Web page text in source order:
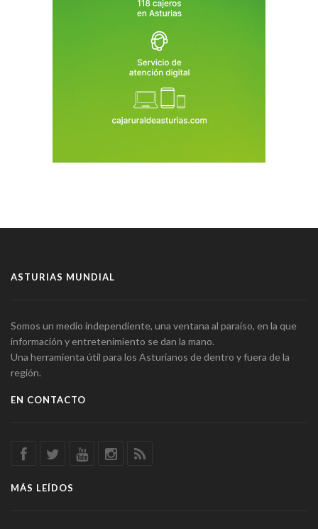
ASTURIAS MUNDIAL
Somos un medio independiente, una ventana al paraíso, en la que
información y entretenimiento se dan la mano.
Una herramienta útil para los Asturianos de dentro y fuera de la
región.
EN CONTACTO
MÁS LEÍDOS